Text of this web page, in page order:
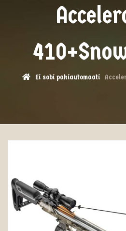
Ei sobi pakiautomaati